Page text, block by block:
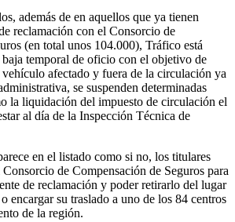
además de en aquellos que ya tienen
reclamación con el Consorcio de
(en total unos 104.000), Tráfico está
temporal de oficio con el objetivo de
afectado y fuera de la circulación ya
se suspenden determinadas
la liquidación del impuesto de circulación el
al día de la Inspección Técnica de
en el listado como si no, los titulares
de Compensación de Seguros para
de reclamación y poder retirarlo del lugar
encargar su traslado a uno de los 84 centros
de la región.